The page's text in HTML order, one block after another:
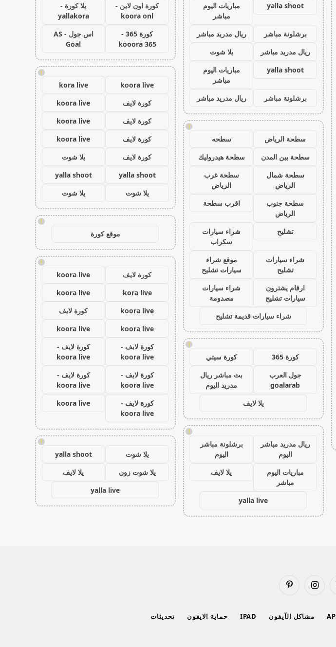
yalla shoot
مباريات اليوم
مباشر
برشلونة مباشر
ريال مدريد مباشر
ريال مدريد مباشر
يلا شوت
yalla shoot
مباريات اليوم
مباشر
برشلونة مباشر
ريال مدريد مباشر
!
سطحة الرياض
سطحه
سطحة بين المدن
سطحة هيدروليك
سطحة شمال
الرياض
سطحة غرب
الرياض
سطحة جنوب
الرياض
اقرب سطحة
تشليح
شراء سيارات
سكراب
شراء سيارات
تشليح
موقع شراء
سيارات تشليح
ارقام يشترون
سيارات تشليح
شراء سيارات
مصدومة
شراء سيارات قديمة تشليح
!
كورة 365
كورة سيتي
جول العرب
goalarab
بث مباشر ريال
مدريد اليوم
يلا لايف
!
ريال مدريد مباشر
اليوم
برشلونة مباشر
اليوم
مباريات اليوم
مباشر
يلا لايف
yalla live
كورة اون لاين -
koora onl
يلا كورة -
yallakora
كورة 365 -
kooora 365
اس جول - AS
Goal
!
koora live
kora live
كورة لايف
koora live
كورة لايف
koora live
كورة لايف
koora live
كورة لايف
يلا شوت
yalla shoot
yalla shoot
يلا شوت
يلا شوت
!
موقع كورة
!
كورة لايف
koora live
kora live
koora live
koora live
كورة لايف
koora live
koora live
كورة لايف -
koora live
كورة لايف -
koora live
كورة لايف -
koora live
كورة لايف -
koora live
كورة لايف -
koora live
koora live
!
يلا شوت
yalla shoot
يلا شوت زون
يلا لايف
yalla live
الانستغرامبينتيريست
مشاكل الآيفون IPAD حماية الايفون تحديثات